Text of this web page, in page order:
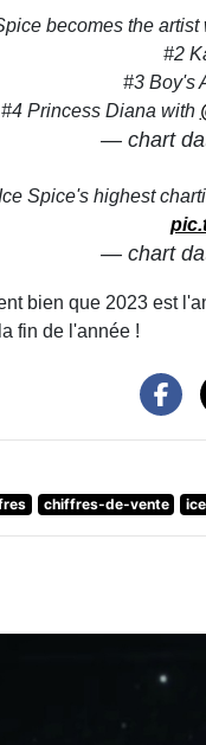
becomes the
#2
#3 Boy's
#4 Princess Diana with
— chart
Spice's highest
— chart
bien que 2023 est
fin de l'année !
chiffres-de-vente